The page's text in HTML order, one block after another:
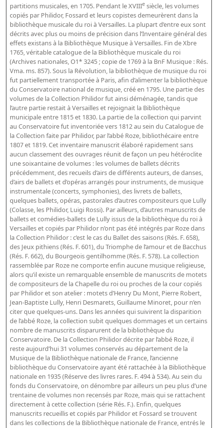
Faire une suggestion de recherche
Fournir un témoignage et/ou un document
partitions musicales, en 1705. Pendant le XVIIIe siècle, les volumes
copiés par Philidor, Fossard et leurs copistes demeurèrent dans la
bibliothèque musicale du roi à Versailles. La plupart d’entre eux sont
décrits avec plus ou moins de précision dans l’Inventaire général des
effets existans à la Bibliothèque Musique à Versailles. Fin de Xbre
1765, véritable catalogue de la Bibliothèque musicale du roi
(Archives nationales, O1* 3245 ; copie de 1769 à la BnF Musique : Rés.
Vma. ms. 857). Sous la Révolution, la bibliothèque de musique du roi
fut partiellement transportée à Paris, afin d’alimenter la bibliothèque
du Conservatoire national de musique, créé en 1795. Une partie des
volumes de la Collection Philidor fut ainsi déménagée, tandis que
l’autre partie restait à Versailles et rejoignait la Bibliothèque
municipale entre 1815 et 1830. La partie de la collection qui parvint
au Conservatoire fut inventoriée vers 1812 au sein du Catalogue de
la Collection faite par Philidor, par l’abbé Roze, bibliothécaire entre
1807 et 1819. Cet inventaire manuscrit élaboré rapidement sans
aucun classement des ouvrages réunit de façon un peu hétéroclite
une soixantaine de volumes : les volumes de ballets décrits
précédemment, des recueils d’airs de différents auteurs, de danses,
d’airs de ballets et d’opéras arrangés pour instruments, de musique
instrumentale (concerts, symphonies), des livrets de ballets,
quelques ballets, opéras, pastorales d’autres compositeurs que Lully
(Colasse, les Philidor, Luigi Rossi). Par ailleurs, d’autres manuscrits de
ballets et comédies-ballets de Lully issus de la bibliothèque du roi à
Versailles et copiés par Philidor n’ont pas été intégrés par Roze dans
la Collection Philidor : c’est le cas du Ballet des saisons (Rés. F. 658),
des Jeux pithiens (Rés. F. 601), du Triomphe de l’amour et de Bacchus
(Rés. F. 662), du Bourgeois gentilhomme (Rés. F. 578). La collection
rassemblée par Roze ne comporte enfin aucune musique religieuse,
alors qu’il existe un remarquable ensemble de manuscrits de motets
de compositeurs de la Chapelle du roi ou proches de la cour copiés
par Philidor et son atelier : motets d’Henry Du Mont, Pierre Robert,
Jean-Baptiste Lully, Henri Desmarets, Guillaume Minoret, pour n’en
citer que quelques-uns. Dans les années qui suivirent la disparition
de l’abbé Roze, la collection subit quelques dommages et un certains
nombre de manuscrits disparurent de la bibliothèque du
Conservatoire. De la Collection Philidor décrite par l’abbé Roze, il
reste aujourd’hui 31 volumes conservés au département de la
Musique de la Bibliothèque nationale de France, l’ancienne
bibliothèque du Conservatoire ayant été rattachée à la Bibliothèque
nationale en 1935 (Réserve des livres rares. F. 494 à 534). Au sein du
fonds du Conservatoire, on dénombre par ailleurs un peu plus d’une
trentaine de volumes non recensés par Roze, mais qui se rattachent
directement à cette collection (série Rés. F.). Enfin, quelques
manuscrits recueillis et copiés par Philidor et Fossard se trouvent
dans les collections de la Bibliothèque nationale de France, entrés le